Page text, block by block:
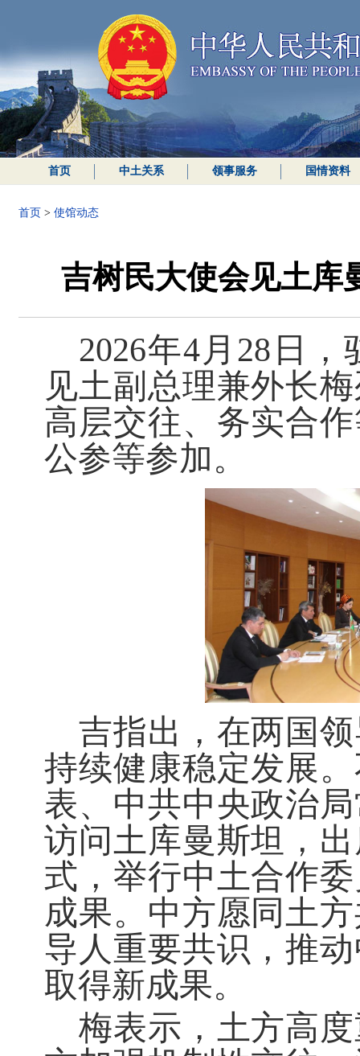
首页 中土关系 领事服务 国情资料
首页 > 使馆动态
吉树民大使会见土库
2026年4月28日
见土副总理兼外长
高层交往、务实合
公参等参加。
吉指出，在两国
持续健康稳定发展
表、中共中央政治
访问土库曼斯坦，
式，举行中土合作
成果。中方愿同土
导人重要共识，推
取得新成果。
梅表示，土方高